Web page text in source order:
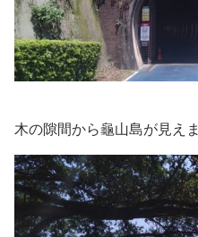
木の隙間から龜山島が見え